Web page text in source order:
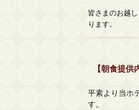
皆さまのお越
ります。
【朝食提供
平素より当ホ
す。